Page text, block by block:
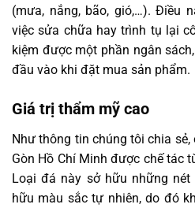
(mưa, nắng, bão, gió,…). Điều
việc sửa chữa hay trình tụ lại
kiệm được một phần ngân
đầu vào khi đặt mua sản phẩm.
Giá trị thẩm mỹ cao
Như thông tin chúng tôi chia
Gòn Hồ Chí Minh được chế tác
Loại đá này sở hữu những
hữu màu sắc tự nhiên, do đó